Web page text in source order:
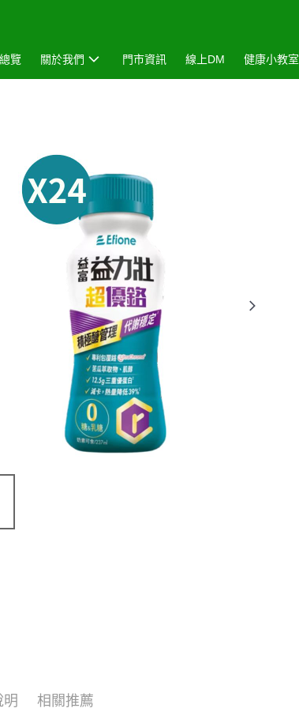
覽 關於我們 門市資訊 線上DM 健康小教室
明 相關推薦